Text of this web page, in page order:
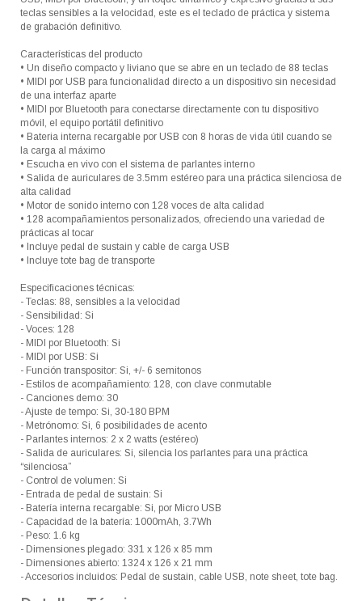
teclas sensibles a la velocidad, este es el teclado de práctica y sistema
de grabación definitivo.
Características del producto
• Un diseño compacto y liviano que se abre en un teclado de 88 teclas
• MIDI por USB para funcionalidad directo a un dispositivo sin necesidad
de una interfaz aparte
• MIDI por Bluetooth para conectarse directamente con tu dispositivo
móvil, el equipo portátil definitivo
• Bateria interna recargable por USB con 8 horas de vida útil cuando se
la carga al máximo
• Escucha en vivo con el sistema de parlantes interno
• Salida de auriculares de 3.5mm estéreo para una práctica silenciosa de
alta calidad
• Motor de sonido interno con 128 voces de alta calidad
• 128 acompañamientos personalizados, ofreciendo una variedad de
prácticas al tocar
• Incluye pedal de sustain y cable de carga USB
• Incluye tote bag de transporte
Especificaciones técnicas:
- Teclas: 88, sensibles a la velocidad
- Sensibilidad: Si
- Voces: 128
- MIDI por Bluetooth: Si
- MIDI por USB: Si
- Función transpositor: Si, +/- 6 semitonos
- Estilos de acompañamiento: 128, con clave conmutable
- Canciones demo: 30
- Ajuste de tempo: Si, 30-180 BPM
- Metrónomo: Si, 6 posibilidades de acento
- Parlantes internos: 2 x 2 watts (estéreo)
- Salida de auriculares: Si, silencia los parlantes para una práctica
“silenciosa”
- Control de volumen: Si
- Entrada de pedal de sustain: Si
- Batería interna recargable: Si, por Micro USB
- Capacidad de la batería: 1000mAh, 3.7Wh
- Peso: 1.6 kg
- Dimensiones plegado: 331 x 126 x 85 mm
- Dimensiones abierto: 1324 x 126 x 21 mm
- Accesorios incluidos: Pedal de sustain, cable USB, note sheet, tote bag.